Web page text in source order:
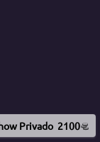
Privado 2100